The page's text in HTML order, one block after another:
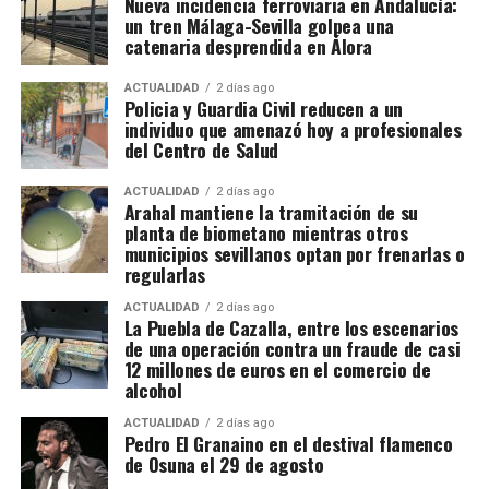
construir en una rinconada formada por la «muralla
redonda» de la Plaza de los Hortelanos. Antonio
García Pargañeda recibió cuatro varas en los
Arquillos de la Rosa con obligación de edificar en
quince días. Pedro del Campillo solicitó intervenir
sobre un «terraplén intermedio entre las murallas».
detenidas y otras cuatro investigadas. Hacienda
calcula provisionalmente en 11,9 millones de euros
las cuotas de IVA presuntamente defraudadas
durante los ejercicios fiscales comprendidos entre
2018 y 2025. La cifra, advierten los investigadores,
todavía podría aumentar a medida que se estudie la
documentación intervenida.
Registros en La Puebla de Cazalla
La conexión con La Puebla no es meramente
territorial. La fase operativa se desarrolló el pasado
14 de julio de 2026 y comprendió nueve entradas y
registros en sociedades mercantiles situadas en La
Puebla de Cazalla, Valencia, Badajoz y Córdoba,
además del registro de un domicilio particular en La
Puebla de Cazalla. La información oficial no precisa,
al menos por ahora, cuántas de las nueve empresas
un tren Málaga-Sevilla golpea una
catenaria desprendida en Álora
ACTUALIDAD 2 días ago
Policia y Guardia Civil reducen a un
individuo que amenazó hoy a profesionales
del Centro de Salud
ACTUALIDAD 2 días ago
Arahal mantiene la tramitación de su
planta de biometano mientras otros
municipios sevillanos optan por frenarlas o
regularlas
ACTUALIDAD 2 días ago
La Puebla de Cazalla, entre los escenarios
de una operación contra un fraude de casi
12 millones de euros en el comercio de
alcohol
ACTUALIDAD 2 días ago
Pedro El Granaino en el destival flamenco
de Osuna el 29 de agosto